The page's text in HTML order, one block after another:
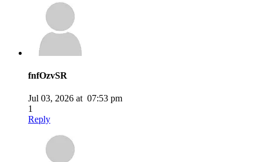
fnfOzvSR
Jul 03, 2026 at 07:53 pm
1
Reply